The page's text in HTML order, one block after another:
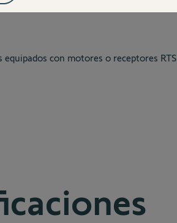
con motores o receptores RTS.